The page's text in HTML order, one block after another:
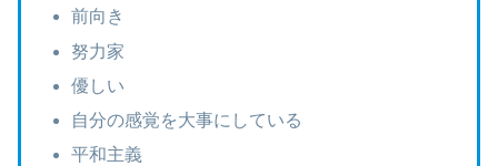
前向き
努力家
優しい
自分の感覚を大事にしている
平和主義